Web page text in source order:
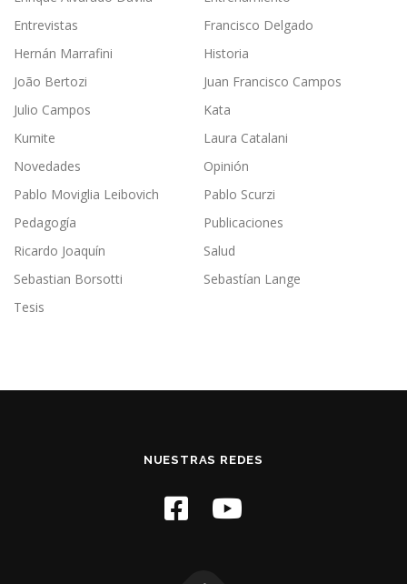
Entrevistas
Francisco Delgado
Hernán Marrafini
Historia
João Bertozi
Juan Francisco Campos
Julio Campos
Kata
Kumite
Laura Catalani
Novedades
Opinión
Pablo Moviglia Leibovich
Pablo Scurzi
Pedagogía
Publicaciones
Ricardo Joaquín
Salud
Sebastian Borsotti
Sebastían Lange
Tesis
NUESTRAS REDES